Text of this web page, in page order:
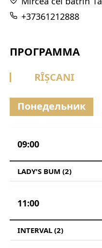
+37361212888
ПРОГРАММА
RÎȘCANI
Понедельник
09:00
LADY'S BUM (2)
11:00
INTERVAL (2)